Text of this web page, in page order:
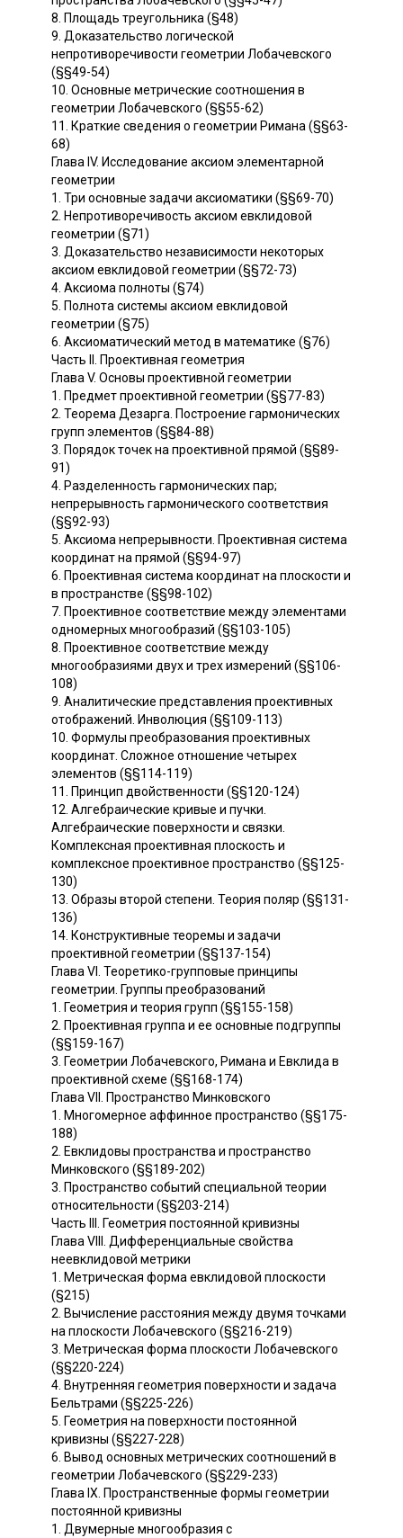
8. Площадь треугольника (§48)
9. Доказательство логической
непротиворечивости геометрии Лобачевского
(§§49-54)
10. Основные метрические соотношения в
геометрии Лобачевского (§§55-62)
11. Краткие сведения о геометрии Римана (§§63-
68)
Глава IV. Исследование аксиом элементарной
геометрии
1. Три основные задачи аксиоматики (§§69-70)
2. Непротиворечивость аксиом евклидовой
геометрии (§71)
3. Доказательство независимости некоторых
аксиом евклидовой геометрии (§§72-73)
4. Аксиома полноты (§74)
5. Полнота системы аксиом евклидовой
геометрии (§75)
6. Аксиоматический метод в математике (§76)
Часть II. Проективная геометрия
Глава V. Основы проективной геометрии
1. Предмет проективной геометрии (§§77-83)
2. Теорема Дезарга. Построение гармонических
групп элементов (§§84-88)
3. Порядок точек на проективной прямой (§§89-
91)
4. Разделенность гармонических пар;
непрерывность гармонического соответствия
(§§92-93)
5. Аксиома непрерывности. Проективная система
координат на прямой (§§94-97)
6. Проективная система координат на плоскости и
в пространстве (§§98-102)
7. Проективное соответствие между элементами
одномерных многообразий (§§103-105)
8. Проективное соответствие между
многообразиями двух и трех измерений (§§106-
108)
9. Аналитические представления проективных
отображений. Инволюция (§§109-113)
10. Формулы преобразования проективных
координат. Сложное отношение четырех
элементов (§§114-119)
11. Принцип двойственности (§§120-124)
12. Алгебраические кривые и пучки.
Алгебраические поверхности и связки.
Комплексная проективная плоскость и
комплексное проективное пространство (§§125-
130)
13. Образы второй степени. Теория поляр (§§131-
136)
14. Конструктивные теоремы и задачи
проективной геометрии (§§137-154)
Глава VI. Теоретико-групповые принципы
геометрии. Группы преобразований
1. Геометрия и теория групп (§§155-158)
2. Проективная группа и ее основные подгруппы
(§§159-167)
3. Геометрии Лобачевского, Римана и Евклида в
проективной схеме (§§168-174)
Глава VII. Пространство Минковского
1. Многомерное аффинное пространство (§§175-
188)
2. Евклидовы пространства и пространство
Минковского (§§189-202)
3. Пространство событий специальной теории
относительности (§§203-214)
Часть III. Геометрия постоянной кривизны
Глава VIII. Дифференциальные свойства
неевклидовой метрики
1. Метрическая форма евклидовой плоскости
(§215)
2. Вычисление расстояния между двумя точками
на плоскости Лобачевского (§§216-219)
3. Метрическая форма плоскости Лобачевского
(§§220-224)
4. Внутренняя геометрия поверхности и задача
Бельтрами (§§225-226)
5. Геометрия на поверхности постоянной
кривизны (§§227-228)
6. Вывод основных метрических соотношений в
геометрии Лобачевского (§§229-233)
Глава IX. Пространственные формы геометрии
постоянной кривизны
1. Двумерные многообразия с